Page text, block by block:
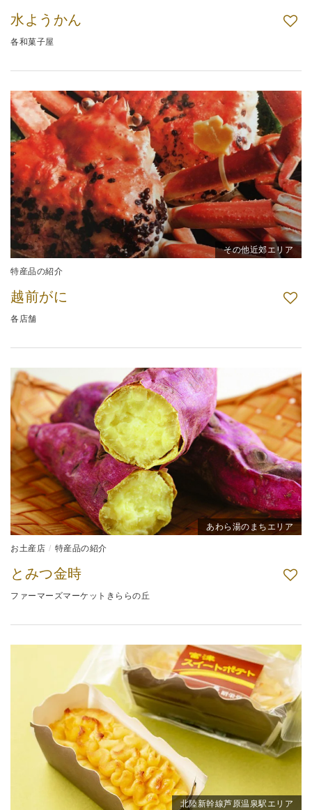
水ようかん
各和菓子屋
その他近郊エリア
特産品の紹介
越前がに
各店舗
あわら湯のまちエリア
お土産店 特産品の紹介
とみつ金時
ファーマーズマーケットきららの丘
北陸新幹線芦原温泉駅エリア